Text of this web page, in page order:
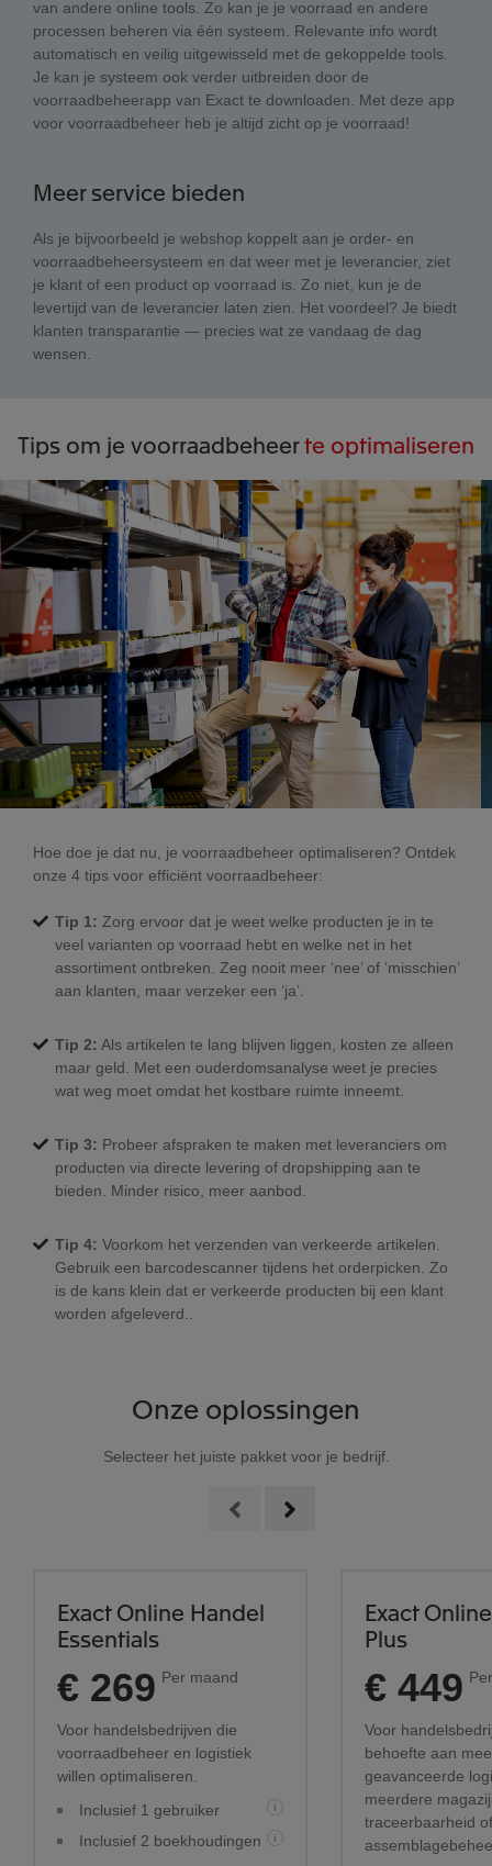
van andere online tools. Zo kan je je voorraad en andere
processen beheren via één systeem. Relevante info wordt
automatisch en veilig uitgewisseld met de gekoppelde tools.
Je kan je systeem ook verder uitbreiden door de
voorraadbeheerapp van Exact te downloaden. Met deze app
voor voorraadbeheer heb je altijd zicht op je voorraad!
Meer service bieden
Als je bijvoorbeeld je webshop koppelt aan je order- en
voorraadbeheersysteem en dat weer met je leverancier, ziet
je klant of een product op voorraad is. Zo niet, kun je de
levertijd van de leverancier laten zien. Het voordeel? Je biedt
klanten transparantie — precies wat ze vandaag de dag
wensen.
Tips om je voorraadbeheerte optimaliseren
Hoe doe je dat nu, je voorraadbeheer optimaliseren? Ontdek
onze 4 tips voor efficiënt voorraadbeheer:
Tip 1: Zorg ervoor dat je weet welke producten je in te
veel varianten op voorraad hebt en welke net in het
assortiment ontbreken. Zeg nooit meer ‘nee’ of ‘misschien’
aan klanten, maar verzeker een ‘ja’.
Tip 2: Als artikelen te lang blijven liggen, kosten ze alleen
maar geld. Met een ouderdomsanalyse weet je precies
wat weg moet omdat het kostbare ruimte inneemt.
Tip 3: Probeer afspraken te maken met leveranciers om
producten via directe levering of dropshipping aan te
bieden. Minder risico, meer aanbod.
Tip 4: Voorkom het verzenden van verkeerde artikelen.
Gebruik een barcodescanner tijdens het orderpicken. Zo
is de kans klein dat er verkeerde producten bij een klant
worden afgeleverd..
Onze oplossingen
Selecteer het juiste pakket voor je bedrijf.
Exact Online Handel
Essentials
€ 269 Per maand
Voor handelsbedrijven die
voorraadbeheer en logistiek
willen optimaliseren.
Inclusief 1 gebruiker
i
Inclusief 2 boekhoudingen i
Exact
Plus
€ 449
Voor
behoefte aan
geavanceerde
meerdere
traceerbaarheid of